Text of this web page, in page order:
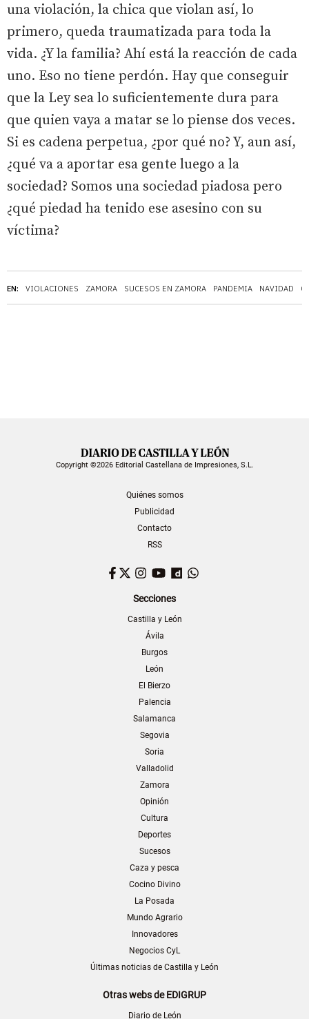
EN: VIOLACIONES ZAMORA SUCESOS EN ZAMORA PANDEMIA NAVIDAD
una violación, la chica que violan así, lo
primero, queda traumatizada para toda la
vida. ¿Y la familia? Ahí está la reacción de cada
uno. Eso no tiene perdón. Hay que conseguir
que la Ley sea lo suficientemente dura para
que quien vaya a matar se lo piense dos veces.
Si es cadena perpetua, ¿por qué no? Y, aun así,
¿qué va a aportar esa gente luego a la
sociedad? Somos una sociedad piadosa pero
¿qué piedad ha tenido ese asesino con su
víctima?
Copyright ©2026 Editorial Castellana de Impresiones, S.L.
Quiénes somos
Publicidad
Contacto
RSS
Facebook
TwitterInstagram
YouTubeDailymotion
Secciones
Castilla y León
Ávila
Burgos
León
El Bierzo
Palencia
Salamanca
Segovia
Soria
Valladolid
Zamora
Opinión
Cultura
Deportes
Sucesos
Caza y pesca
Cocino Divino
La Posada
Mundo Agrario
Innovadores
Negocios CyL
Últimas noticias de Castilla y León
Otras webs de EDIGRUP
Diario de León